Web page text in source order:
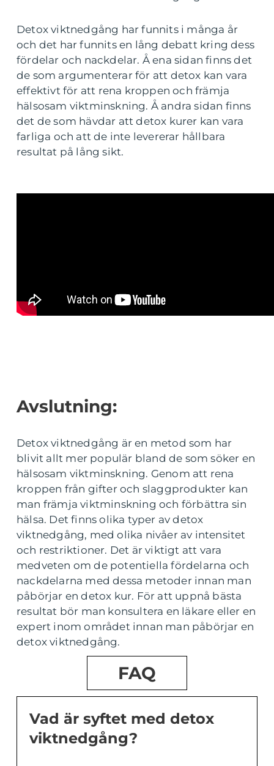
Detox viktnedgång har funnits i många år
och det har funnits en lång debatt kring dess
fördelar och nackdelar. Å ena sidan finns det
de som argumenterar för att detox kan vara
effektivt för att rena kroppen och främja
hälsosam viktminskning. Å andra sidan finns
det de som hävdar att detox kurer kan vara
farliga och att de inte levererar hållbara
resultat på lång sikt.
Avslutning:
Detox viktnedgång är en metod som har
blivit allt mer populär bland de som söker en
hälsosam viktminskning. Genom att rena
kroppen från gifter och slaggprodukter kan
man främja viktminskning och förbättra sin
hälsa. Det finns olika typer av detox
viktnedgång, med olika nivåer av intensitet
och restriktioner. Det är viktigt att vara
medveten om de potentiella fördelarna och
nackdelarna med dessa metoder innan man
påbörjar en detox kur. För att uppnå bästa
resultat bör man konsultera en läkare eller en
expert inom området innan man påbörjar en
detox viktnedgång.
FAQ
Vad är syftet med detox
viktnedgång?